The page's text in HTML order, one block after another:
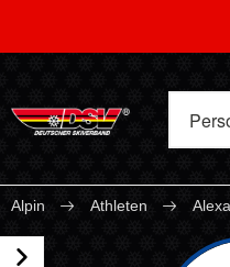
Alpin Athleten